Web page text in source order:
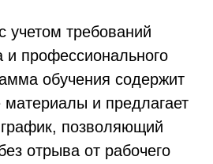
учетом требований
и профессионального
обучения содержит
и предлагает
позволяющий
отрыва от рабочего